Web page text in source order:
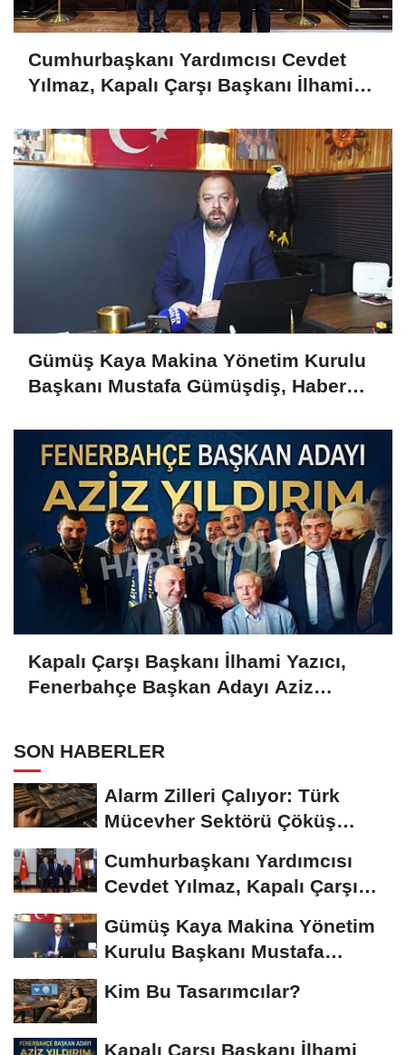
Cumhurbaşkanı Yardımcısı Cevdet
Yılmaz, Kapalı Çarşı Başkanı İlhami
Gümüş Kaya Makina Yönetim Kurulu
Başkanı Mustafa Gümüşdiş, Haber
Kapalı Çarşı Başkanı İlhami Yazıcı,
Fenerbahçe Başkan Adayı Aziz
SON HABERLER
Alarm Zilleri Çalıyor: Türk
Mücevher Sektörü Çöküş
Cumhurbaşkanı Yardımcısı
Cevdet Yılmaz, Kapalı Çarşı
Gümüş Kaya Makina Yönetim
Kurulu Başkanı Mustafa
Kim Bu Tasarımcılar?
Kapalı Çarşı Başkanı İlhami